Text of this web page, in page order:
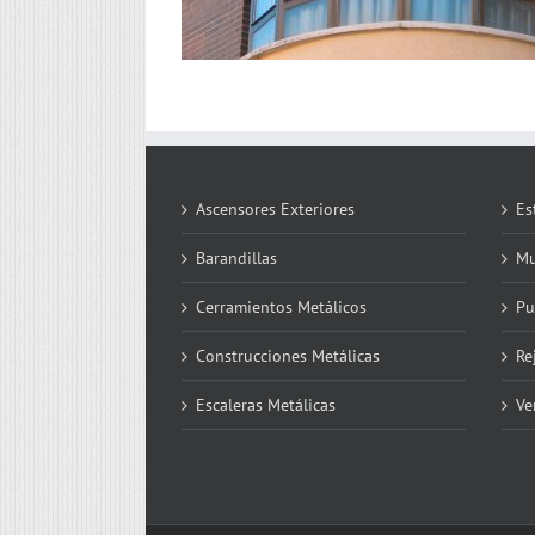
Ascensores Exteriores
Barandillas
Cerramientos Metálicos
Construcciones Metálicas
Escaleras Metálicas